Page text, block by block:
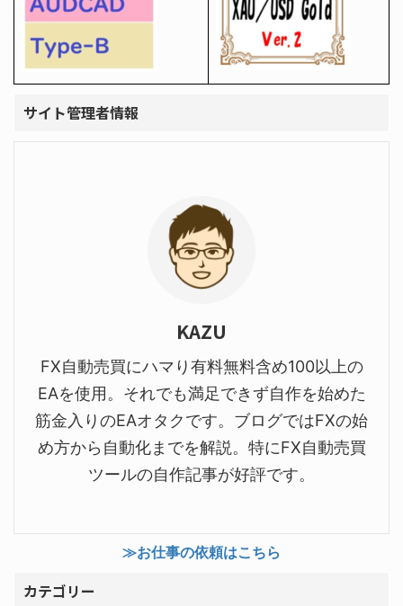
サイト管理者情報
KAZU
FX自動売買にハマり有料無料含め100以上の
EAを使用。それでも満足できず自作を始めた
筋金入りのEAオタクです。ブログではFXの始
め方から自動化までを解説。特にFX自動売買
ツールの自作記事が好評です。
≫お仕事の依頼はこちら
カテゴリー